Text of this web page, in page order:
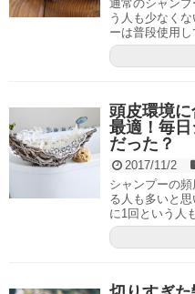
通常のシャン
う人も少なく
ーは普段使用し
頭皮環境
最適！毎
だった？
2017/11/2
シャンプーの
る人も多いと
に1回という人